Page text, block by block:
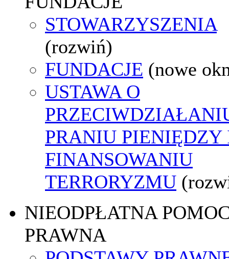
STOWARZYSZENIA
(rozwiń)
FUNDACJE (nowe
USTAWA O
PRANIU PIENIĘDZY
FINANSOWANIU
TERRORYZMU
NIEODPŁATNA
PRAWNA